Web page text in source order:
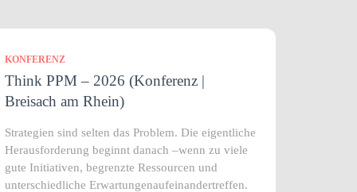
KONFERENZ
Think PPM – 2026 (Konferenz |
Breisach am Rhein)
Strategien sind selten das Problem. Die eigentliche
Herausforderung beginnt danach –wenn zu viele
gute Initiativen, begrenzte Ressourcen und
unterschiedliche Erwartungenaufeinandertreffen.